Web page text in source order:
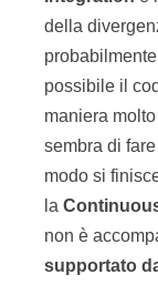
della
possibile il
maniera
sembra di
modo si
la
non è
supportato